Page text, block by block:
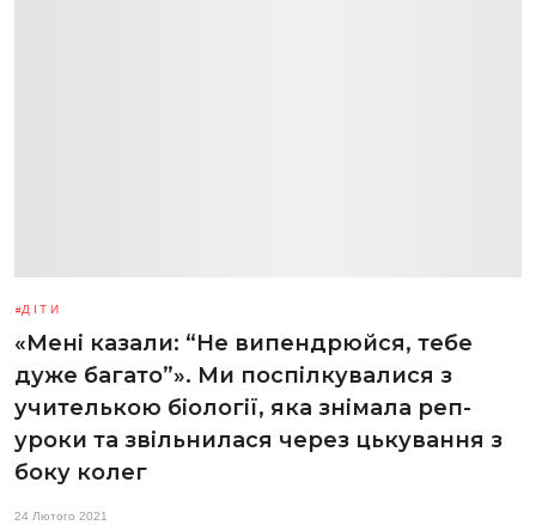
ДІТИ
«Мені казали: “Не випендрюйся, тебе
дуже багато”». Ми поспілкувалися з
учителькою біології, яка знімала реп-
уроки та звільнилася через цькування з
боку колег
24 Лютого 2021